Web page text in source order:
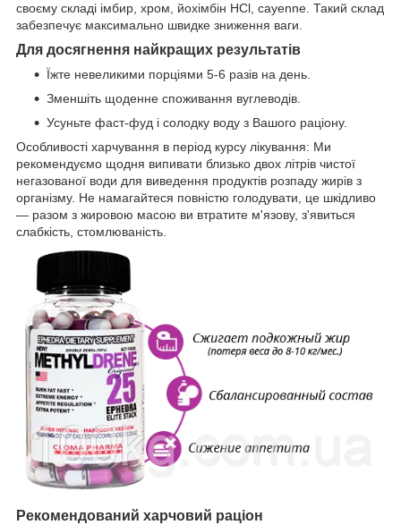
своєму складі імбир, хром, йохімбін HCl, cayenne. Такий склад
забезпечує максимально швидке зниження ваги.
Для досягнення найкращих результатів
Їжте невеликими порціями 5-6 разів на день.
Зменшіть щоденне споживання вуглеводів.
Усуньте фаст-фуд і солодку воду з Вашого раціону.
Особливості харчування в період курсу лікування: Ми
рекомендуємо щодня випивати близько двох літрів чистої
негазованої води для виведення продуктів розпаду жирів з
організму. Не намагайтеся повністю голодувати, це шкідливо
— разом з жировою масою ви втратите м'язову, з'явиться
слабкість, стомлюваність.
Рекомендований харчовий раціон